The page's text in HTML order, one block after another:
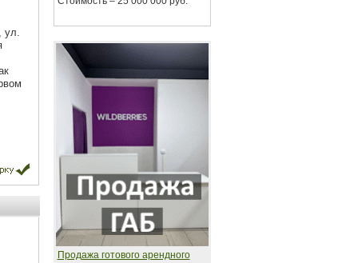
ул.
Продажа готового арендного